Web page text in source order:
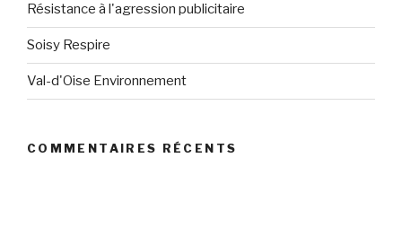
Résistance à l'agression publicitaire
Soisy Respire
Val-d'Oise Environnement
COMMENTAIRES RÉCENTS